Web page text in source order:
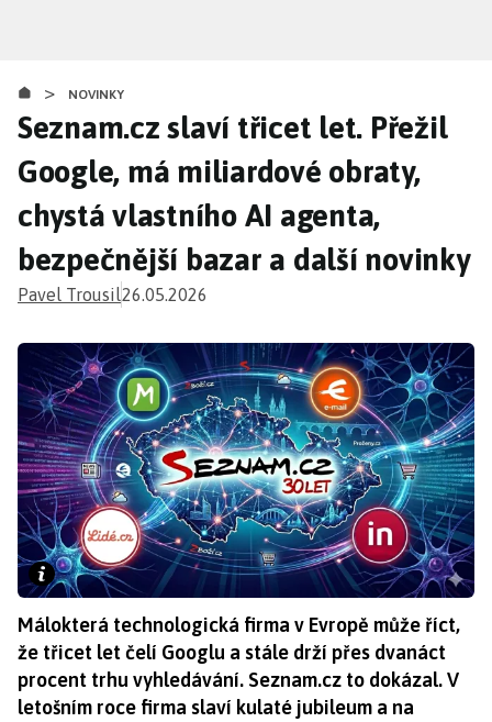
obsahu
> NOVINKY
Seznam.cz slaví třicet let. Přežil
Google, má miliardové obraty,
chystá vlastního AI agenta,
bezpečnější bazar a další novinky
Pavel Trousil26.05.2026
Málokterá technologická firma v Evropě může říct,
že třicet let čelí Googlu a stále drží přes dvanáct
procent trhu vyhledávání. Seznam.cz to dokázal. V
letošním roce firma slaví kulaté jubileum a na